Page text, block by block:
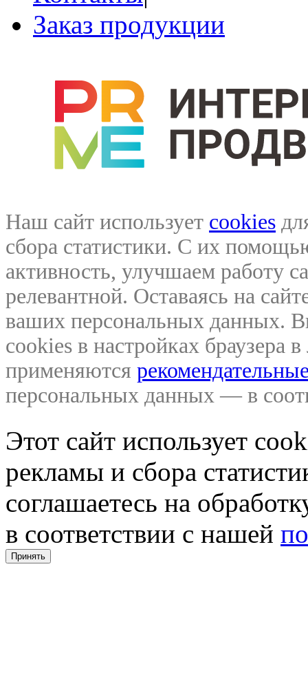
Заказ продукции
Наш сайт использует cookies
сбора статистики. С их
активность, улучшаем работу
релевантной. Оставаясь на
ваших персональных данных.
cookies в настройках браузера
применяются
персональных данных — в
Этот сайт использует
рекламы и сбора
соглашаетесь на
в соответствии с нашей
Принять